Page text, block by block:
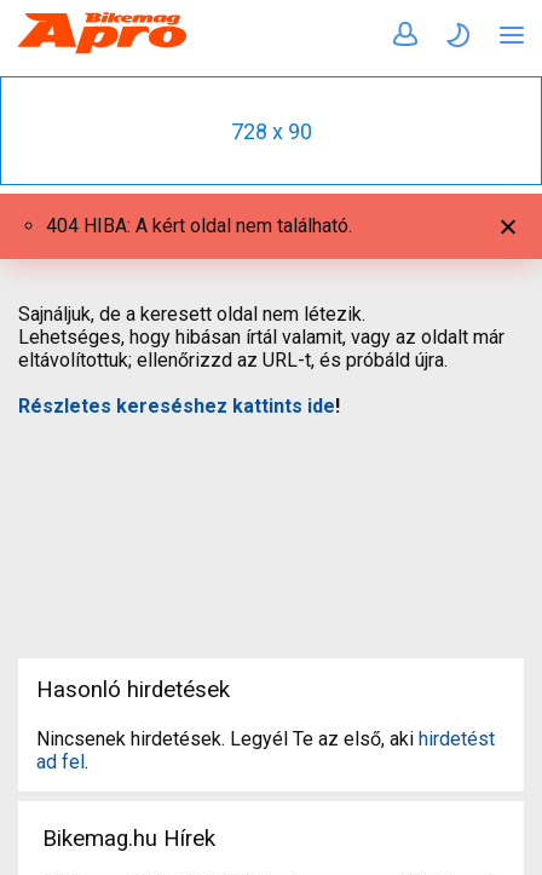
728 x 90
404 HIBA: A kért oldal nem található.
Sajnáljuk, de a keresett oldal nem létezik.
Lehetséges, hogy hibásan írtál valamit, vagy az oldalt már
eltávolítottuk; ellenőrizzd az URL-t, és próbáld újra.
Részletes kereséshez kattints ide!
Hasonló hirdetések
Nincsenek hirdetések. Legyél Te az első, aki hirdetést
ad fel.
Bikemag.hu Hírek